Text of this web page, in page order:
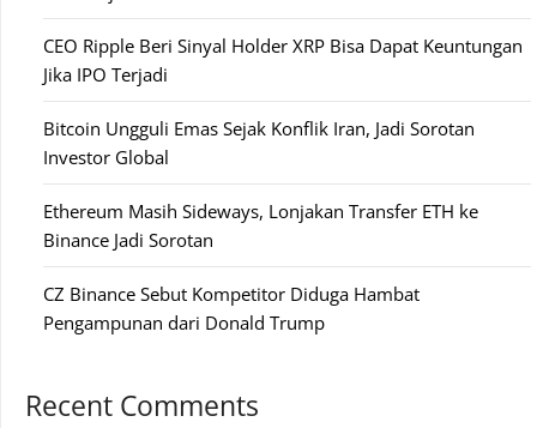
CEO Ripple Beri Sinyal Holder XRP Bisa Dapat Keuntungan
Jika IPO Terjadi
Bitcoin Ungguli Emas Sejak Konflik Iran, Jadi Sorotan
Investor Global
Ethereum Masih Sideways, Lonjakan Transfer ETH ke
Binance Jadi Sorotan
CZ Binance Sebut Kompetitor Diduga Hambat
Pengampunan dari Donald Trump
Recent Comments